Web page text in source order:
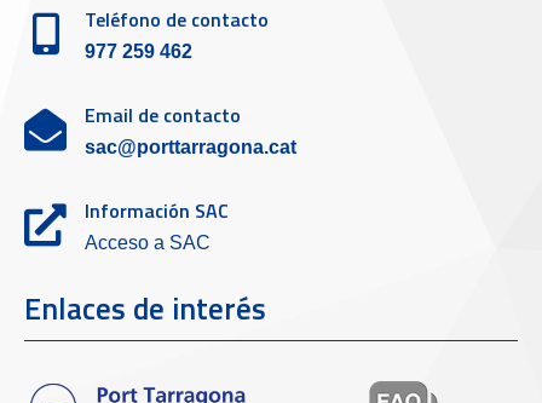
Teléfono de contacto
977 259 462
Email de contacto
sac@porttarragona.cat
Información SAC
Acceso a SAC
Enlaces de interés